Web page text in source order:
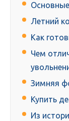
Летний
Как
Чем
Зимняя
Купить
Из